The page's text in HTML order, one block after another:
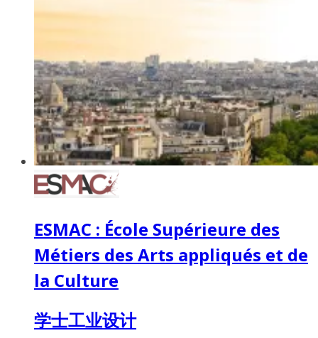
ESMAC : École Supérieure des
Métiers des Arts appliqués et de
la Culture
学士工业设计